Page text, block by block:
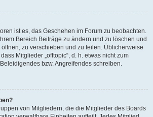
ist es, das Geschehen im Forum zu beobachten.
Bereich Beiträge zu ändern und zu löschen und
zu verschieben und zu teilen. Üblicherweise
Mitglieder „offtopic“, d. h. etwas nicht zum
bzw. Angreifendes schreiben.
von Mitgliedern, die die Mitglieder des Boards